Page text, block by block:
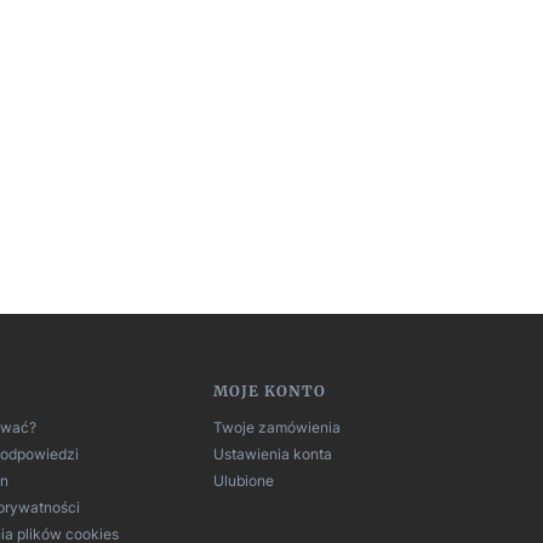
plików cookies
MOJE KONTO
Twoje zamówienia
Ustawienia konta
Ulubione